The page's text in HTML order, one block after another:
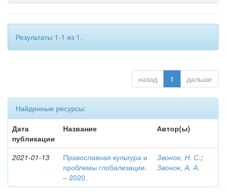
Результаты 1-1 из 1.
назад 1 дальше
Найденные ресурсы:
Дата
публикации
Название Автор(ы)
2021-01-13
Православная культура и
проблемы глобализации.
– 2020.
Звонок, Н. С.;
Звонок, А. А.